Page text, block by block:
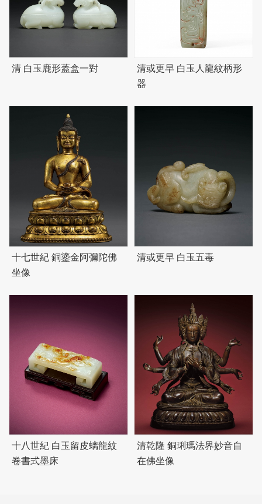
清 白玉鹿形蓋盒一對
清或更早 白玉人龍紋柄形
器
十七世紀 銅鎏金阿彌陀佛
坐像
清或更早 白玉五毒
十八世紀 白玉留皮螭龍紋
卷書式墨床
清乾隆 銅琍瑪法界妙音自
在佛坐像